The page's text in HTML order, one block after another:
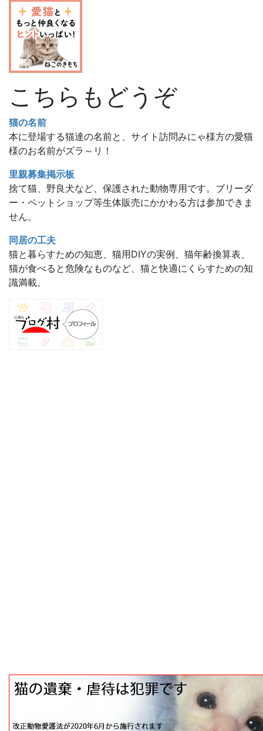
こちらもどうぞ
猫の名前
本に登場する猫達の名前と、サイト訪問みにゃ様方の愛猫
様のお名前がズラ～リ！
里親募集掲示板
捨て猫、野良犬など、保護された動物専用です。ブリーダ
ー・ペットショップ等生体販売にかかわる方は参加できま
せん。
同居の工夫
猫と暮らすための知恵、猫用DIYの実例、猫年齢換算表、
猫が食べると危険なものなど、猫と快適にくらすための知
識満載。